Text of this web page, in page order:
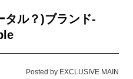
タル？)ブランド-
Posted by EXCLUSIVE MAIN